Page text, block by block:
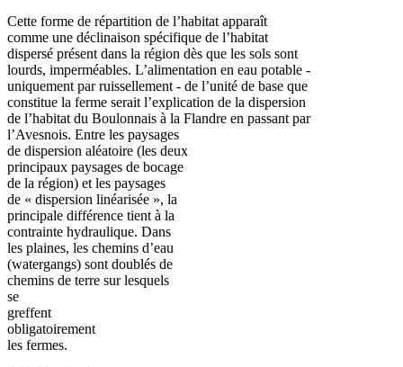
Cette forme de répartition de l’habitat apparaît
comme une déclinaison spécifique de l’habitat
dispersé présent dans la région dès que les sols sont
lourds, imperméables. L’alimentation en eau potable -
uniquement par ruissellement - de l’unité de base que
constitue la ferme serait l’explication de la dispersion
de l’habitat du Boulonnais à la Flandre en passant par
l’Avesnois. Entre les paysages
de dispersion aléatoire (les deux
principaux paysages de bocage
de la région) et les paysages
de « dispersion linéarisée », la
principale différence tient à la
contrainte hydraulique. Dans
les plaines, les chemins d’eau
(watergangs) sont doublés de
chemins de terre sur lesquels
se
greffent
obligatoirement
les fermes.